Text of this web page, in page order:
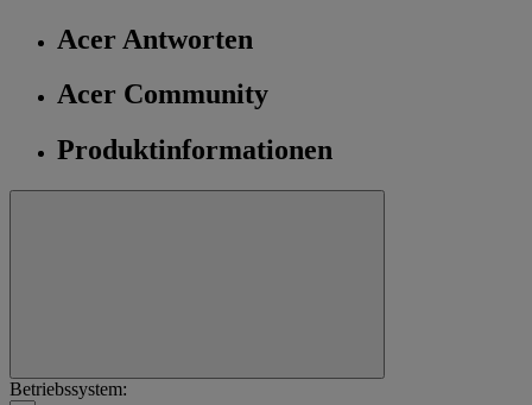
Acer Antworten
Acer Community
Produktinformationen
Betriebssystem: